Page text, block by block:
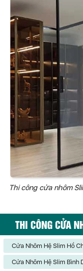
Thi công cửa nhôm
THI CÔNG CỬA
Cửa Nhôm Hệ Slim Hồ
Cửa Nhôm Hệ Slim Bình